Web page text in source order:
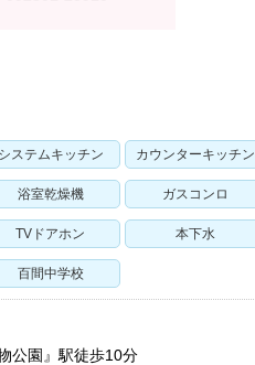
ステムキッチン カウンターキッチン
浴室乾燥機 ガスコンロ
TVドアホン 本下水
百間中学校
公園』駅徒歩10分